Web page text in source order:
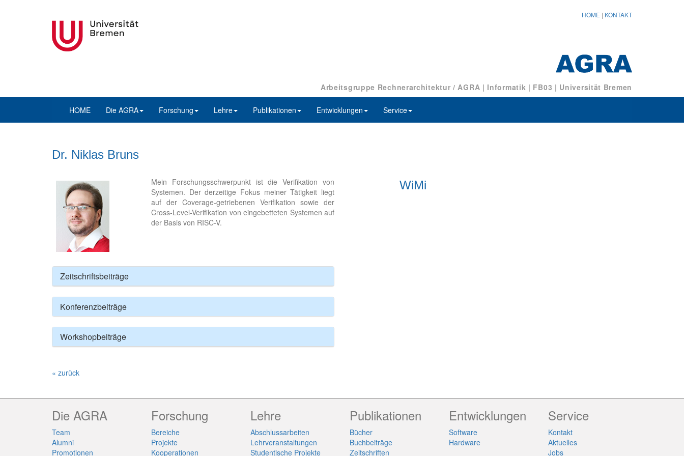
HOME | KONTAKT
Arbeitsgruppe Rechnerarchitektur / AGRA | Informatik | FB03 | Universität Bremen
HOME Die AGRA Forschung Lehre Publikationen Entwicklungen Service
Dr. Niklas Bruns
Mein Forschungsschwerpunkt ist die Verifikation von
Systemen. Der derzeitige Fokus meiner Tätigkeit liegt
auf der Coverage-getriebenen Verifikation sowie der
Cross-Level-Verifikation von eingebetteten Systemen auf
der Basis von RISC-V.
WiMi
Zeitschriftsbeiträge
Konferenzbeiträge
Workshopbeiträge
« zurück
Die AGRA
Team
Alumni
Promotionen
Forschung
Bereiche
Projekte
Kooperationen
Lehre
Abschlussarbeiten
Lehrveranstaltungen
Studentische Projekte
Publikationen
Bücher
Buchbeiträge
Zeitschriften
Entwicklungen
Software
Hardware
Service
Kontakt
Aktuelles
Jobs